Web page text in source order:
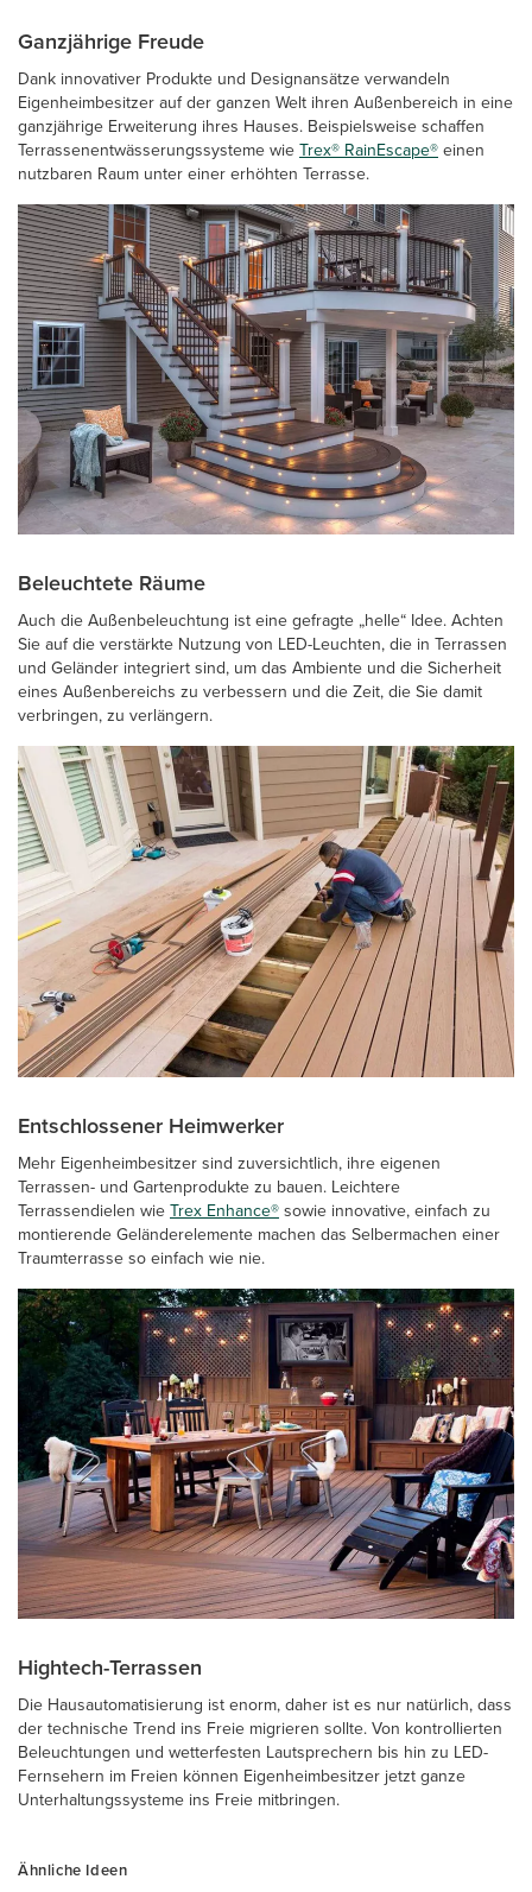
Ganzjährige Freude
Dank innovativer Produkte und Designansätze verwandeln
Eigenheimbesitzer auf der ganzen Welt ihren Außenbereich in eine
ganzjährige Erweiterung ihres Hauses. Beispielsweise schaffen
Terrassenentwässerungssysteme wieTrex® RainEscape®einen
nutzbaren Raum unter einer erhöhten Terrasse.
Beleuchtete Räume
Auch die Außenbeleuchtung ist eine gefragte „helle“ Idee. Achten
Sie auf die verstärkte Nutzung von LED-Leuchten, die in Terrassen
und Geländer integriert sind, um das Ambiente und die Sicherheit
eines Außenbereichs zu verbessern und die Zeit, die Sie damit
verbringen, zu verlängern.
Entschlossener Heimwerker
Mehr Eigenheimbesitzer sind zuversichtlich, ihre eigenen
Terrassen- und Gartenprodukte zu bauen. Leichtere
Terrassendielen wieTrex Enhance®sowie innovative, einfach zu
montierende Geländerelemente machen das Selbermachen einer
Traumterrasse so einfach wie nie.
Hightech-Terrassen
Die Hausautomatisierung ist enorm, daher ist es nur natürlich, dass
der technische Trend ins Freie migrieren sollte. Von kontrollierten
Beleuchtungen und wetterfesten Lautsprechern bis hin zu LED-
Fernsehern im Freien können Eigenheimbesitzer jetzt ganze
Unterhaltungssysteme ins Freie mitbringen.
Ähnliche Ideen